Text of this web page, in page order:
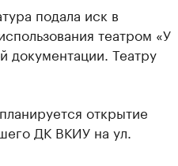
подала иск в
театром «У
документации. Театру
открытие
ДК ВКИУ на ул.